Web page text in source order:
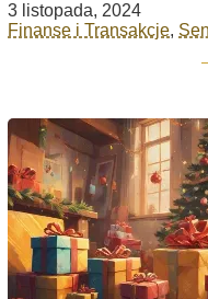
3 listopada, 2024
Finanse i Transakcje,